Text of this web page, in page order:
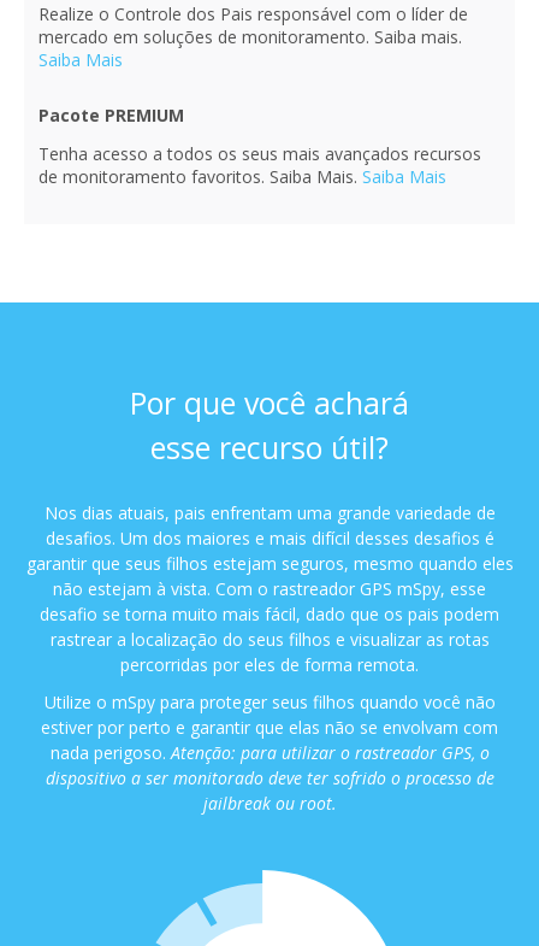
Realize o Controle dos Pais responsável com o líder de
mercado em soluções de monitoramento. Saiba mais.
Saiba Mais
Pacote PREMIUM
Tenha acesso a todos os seus mais avançados recursos
de monitoramento favoritos. Saiba Mais. Saiba Mais
Por que você achará
esse recurso útil?
Nos dias atuais, pais enfrentam uma grande variedade de
desafios. Um dos maiores e mais difícil desses desafios é
garantir que seus filhos estejam seguros, mesmo quando eles
não estejam à vista. Com o rastreador GPS mSpy, esse
desafio se torna muito mais fácil, dado que os pais podem
rastrear a localização do seus filhos e visualizar as rotas
percorridas por eles de forma remota.
Utilize o mSpy para proteger seus filhos quando você não
estiver por perto e garantir que elas não se envolvam com
nada perigoso. Atenção: para utilizar o rastreador GPS, o
dispositivo a ser monitorado deve ter sofrido o processo de
jailbreak ou root.